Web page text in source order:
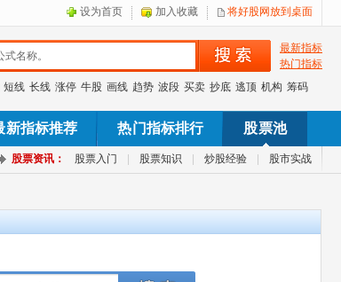
设为首页 加入收藏 将好股网放到桌面
最新指标
热门指标
短线 长线 涨停 牛股 画线 趋势 波段 买卖 抄底 逃顶 机构 筹码
新指标推荐 热门指标排行 股票池
股票资讯： 股票入门 股票知识 炒股经验 股市实战